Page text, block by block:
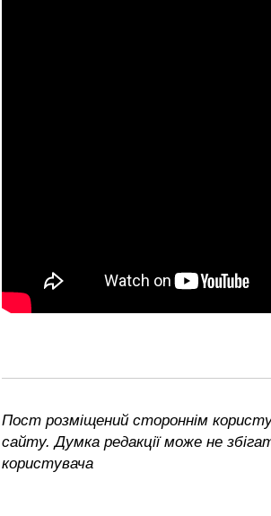
Пост розміщений стороннім
сайту. Думка редакції може не
користувача